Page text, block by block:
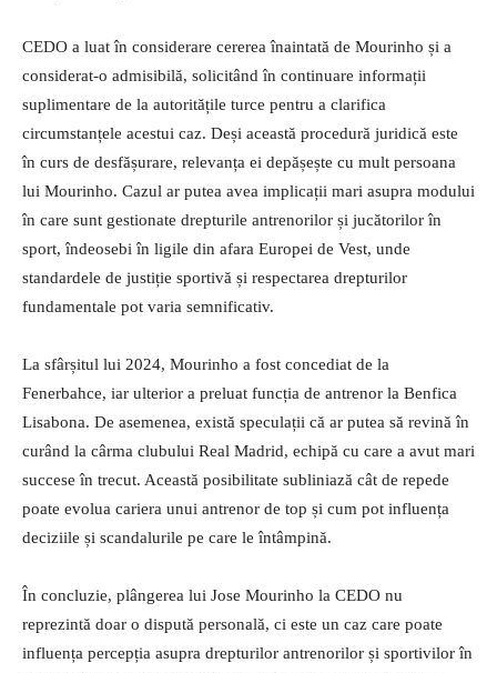
CEDO a luat în considerare cererea înaintată de Mourinho și a
considerat-o admisibilă, solicitând în continuare informații
suplimentare de la autoritățile turce pentru a clarifica
circumstanțele acestui caz. Deși această procedură juridică este
în curs de desfășurare, relevanța ei depășește cu mult persoana
lui Mourinho. Cazul ar putea avea implicații mari asupra modului
în care sunt gestionate drepturile antrenorilor și jucătorilor în
sport, îndeosebi în ligile din afara Europei de Vest, unde
standardele de justiție sportivă și respectarea drepturilor
fundamentale pot varia semnificativ.
La sfârșitul lui 2024, Mourinho a fost concediat de la
Fenerbahce, iar ulterior a preluat funcția de antrenor la Benfica
Lisabona. De asemenea, există speculații că ar putea să revină în
curând la cârma clubului Real Madrid, echipă cu care a avut mari
succese în trecut. Această posibilitate subliniază cât de repede
poate evolua cariera unui antrenor de top și cum pot influența
deciziile și scandalurile pe care le întâmpină.
În concluzie, plângerea lui Jose Mourinho la CEDO nu
reprezintă doar o dispută personală, ci este un caz care poate
influența percepția asupra drepturilor antrenorilor și sportivilor în